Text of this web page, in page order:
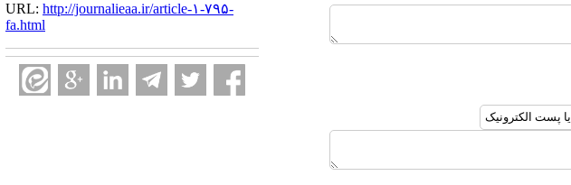
URL: http://journalieaa.ir/article-۱-۷۹۵-
fa.html